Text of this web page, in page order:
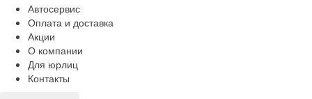
Автосервис
Оплата и доставка
Акции
О компании
Для юрлиц
Контакты